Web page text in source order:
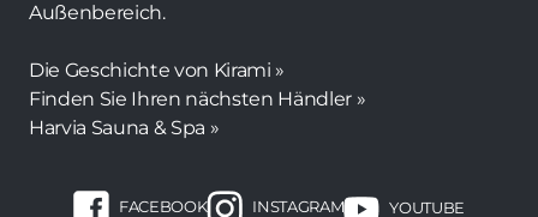
Außenbereich.
Die Geschichte von Kirami »
Finden Sie Ihren nächsten Händler »
Harvia Sauna & Spa »
FACEBOOK INSTAGRAM YOUTUBE